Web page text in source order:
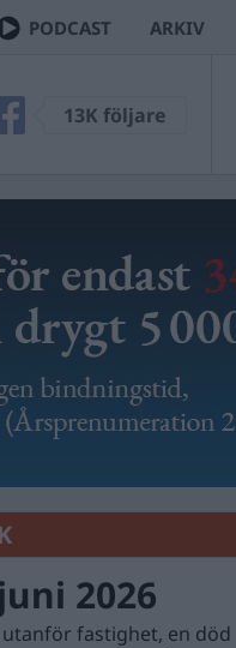
PODCAST ARKIV
13K följare
2026
fastighet, en död